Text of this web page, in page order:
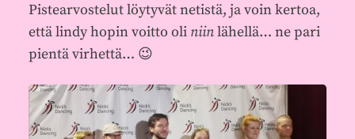
Pistearvostelut löytyvät netistä, ja voin kertoa,
että lindy hopin voitto oli niinlähellä… ne pari
pientä virhettä… 😉